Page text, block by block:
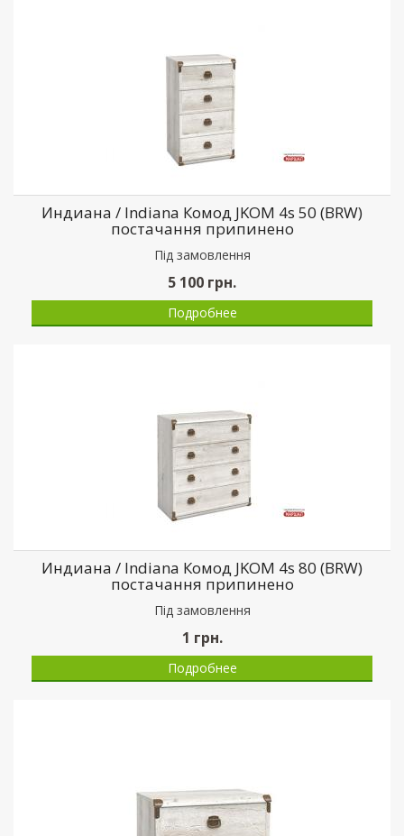
Индиана / Indiana Комод JKOM 4s 50 (BRW)
постачання припинено
Пiд замовлення
5 100 грн.
Подробнее
Индиана / Indiana Комод JKOM 4s 80 (BRW)
постачання припинено
Пiд замовлення
1 грн.
Подробнее